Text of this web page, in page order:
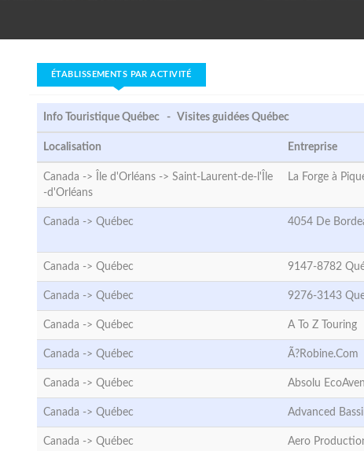
ÉTABLISSEMENTS PAR ACTIVITÉ
Info Touristique Québec - Visites guidées Québec
Localisation Entreprise
Canada -> Île d'Orléans -> Saint-Laurent-de-l'Île
-d'Orléans
La Forge à
Canada -> Québec 4054 De
Canada -> Québec 9147-8782
Canada -> Québec 9276-3143
Canada -> Québec A To Z Touring
Canada -> Québec Ã?Robine.Com
Canada -> Québec Absolu
Canada -> Québec Advanced
Canada -> Québec Aero